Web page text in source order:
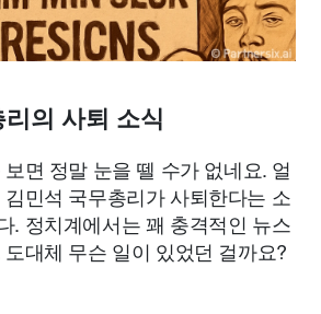
의 사퇴 소식
면 정말 눈을 뗄 수가 없네요. 얼
민석 국무총리가 사퇴한다는 소
. 정치계에서는 꽤 충격적인 뉴스
대체 무슨 일이 있었던 걸까요?